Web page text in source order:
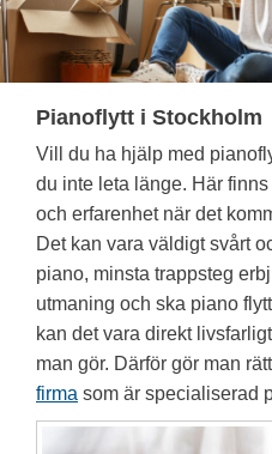
Pianoflytt i Stockholm
Vill du ha hjälp med
du inte leta länge. Här
och erfarenhet när det
Det kan vara väldigt svårt
piano, minsta trappsteg
utmaning och ska piano
kan det vara direkt
man gör. Därför gör man
firma som är specialiserad